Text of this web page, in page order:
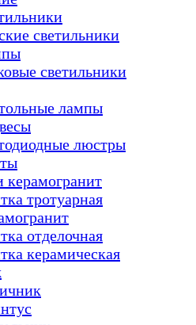
светильники
светильники
лампы
люстры
керамогранит
тротуарная
отделочная
керамическая